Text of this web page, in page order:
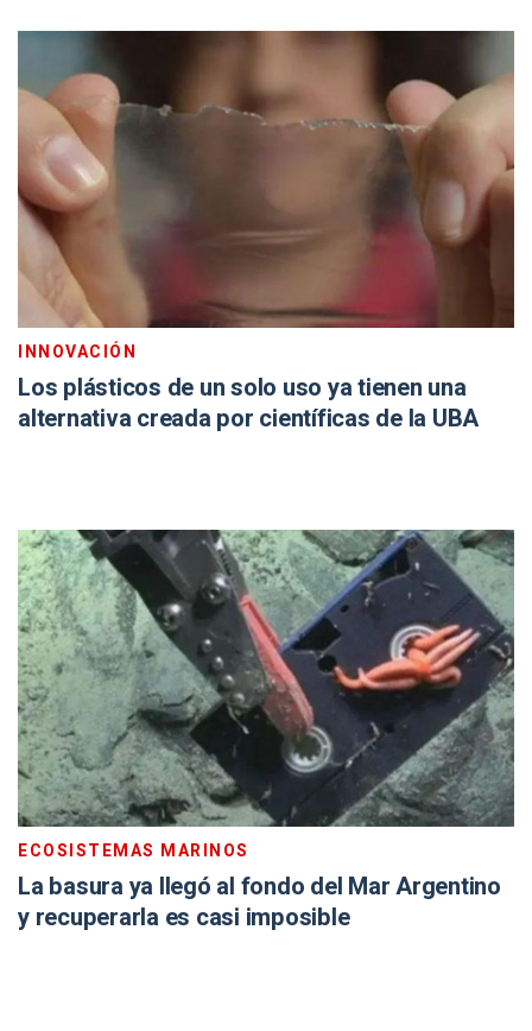
INNOVACIÓN
Los plásticos de un solo uso ya tienen una
alternativa creada por científicas de la UBA
ECOSISTEMAS MARINOS
La basura ya llegó al fondo del Mar Argentino
y recuperarla es casi imposible